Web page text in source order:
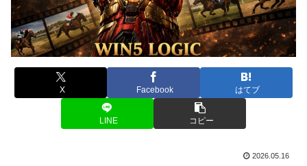
X Facebook はてブ
LINE コピー
2026.05.16